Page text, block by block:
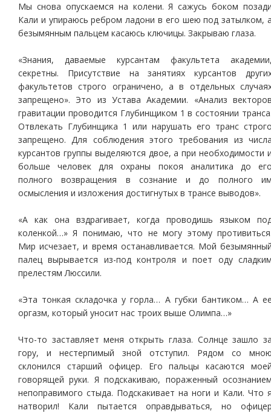
Мы снова опускаемся на колени. Я сажусь боком
Кали и упираюсь ребром ладони в его шею под затылком,
безымянным пальцем касаюсь ключицы. Закрываю глаза.
«Знания, даваемые курсантам факультета
секретны. Присутствие на занятиях курсантов
факультетов строго ограничено, а в отдельных
запрещено». Это из Устава Академии. «Анализ
гравитации проводится Глубинщиком 1 в состоянии
Отвлекать Глубинщика 1 или нарушать его транс
запрещено. Для соблюдения этого требования из
курсантов группы выделяются двое, а при необходимости
больше человек для охраны покоя аналитика до
полного возвращения в сознание и до полного
осмысления и изложения достигнутых в трансе выводов».
«А как она вздрагивает, когда проводишь языком
коленкой…» Я понимаю, что не могу этому
Мир исчезает, и время останавливается. Мой
палец вырывается из-под контроля и поет оду
прелестям Люссили.
«Эта тонкая складочка у горла… А губки бантиком… А
оргазм, который уносит нас троих выше Олимпа…»
Что-то заставляет меня открыть глаза. Солнце зашло
гору, и нестерпимый зной отступил. Рядом со
склонился старший офицер. Его пальцы касаются
говорящей руки. Я подскакиваю, пораженный
непоправимого стыда. Подскакивает на ноги и Кали. Что
натворил! Кали пытается оправдываться, но